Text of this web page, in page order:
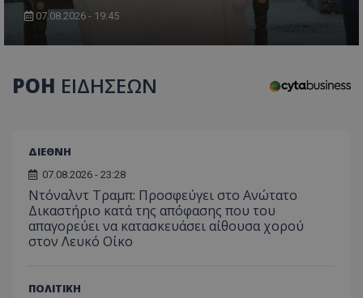
07.08.2026 - 19:45
ΡΟΗ ΕΙΔΗΣΕΩΝ
ΔΙΕΘΝΗ
07.08.2026 - 23:28
Ντόναλντ Τραμπ: Προσφεύγει στο Ανώτατο
Δικαστήριο κατά της απόφασης που του
απαγορεύει να κατασκευάσει αίθουσα χορού
στον Λευκό Οίκο
ΠΟΛΙΤΙΚΗ